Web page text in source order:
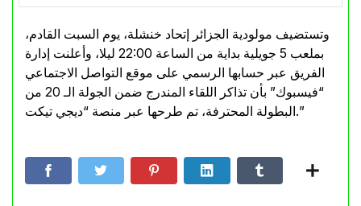
وتستضيف مولودية الجزائر إتحاد خنشلة، يوم السبت القادم،
بملعب 5 جويلية بداية من الساعة 22:00 ليلا، وأعلنت إدارة
الفريق عبر حسابها الرسمي على موقع التواصل الاجتماعي
“فيسبوك” بأن تذاكر اللقاء المندرج ضمن الجولة الـ 20 من
البطولة المحترفة، تم طرحها عبر منصة “ديجي تيكت.”